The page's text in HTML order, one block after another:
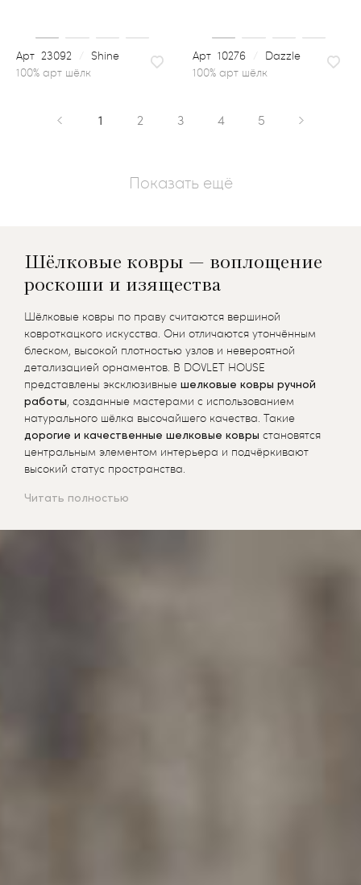
23092 Shine 10276
Dazzle
100% арт шёлк
1 2 3 4 5
Показать ещё
Шёлковые ковры — воплощение
роскоши и изящества
Шёлковые ковры по праву считаются вершиной
ковроткацкого искусства. Они отличаются утончённым
блеском, высокой плотностью узлов и невероятной
детализацией орнаментов. В DOVLET HOUSE
представлены эксклюзивные шелковые ковры ручной
работы, созданные мастерами с использованием
натурального шёлка высочайшего качества. Такие
дорогие и качественные шелковые ковры становятся
центральным элементом интерьера и подчёркивают
высокий статус пространства.
Читать полностью